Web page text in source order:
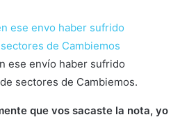
ese envío haber sufrido
sectores de Cambiemos.
que vos sacaste la nota, yo